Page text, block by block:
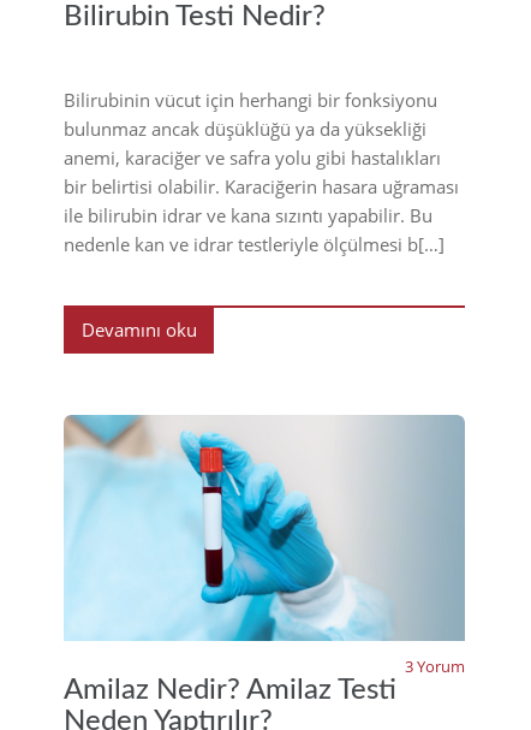
Bilirubin Testi Nedir?
Bilirubinin vücut için herhangi bir fonksiyonu
bulunmaz ancak düşüklüğü ya da yüksekliği
anemi, karaciğer ve safra yolu gibi hastalıkları
bir belirtisi olabilir. Karaciğerin hasara uğraması
ile bilirubin idrar ve kana sızıntı yapabilir. Bu
nedenle kan ve idrar testleriyle ölçülmesi b[…]
Devamını oku
3 Yorum
Amilaz Nedir? Amilaz Testi
Neden Yaptırılır?